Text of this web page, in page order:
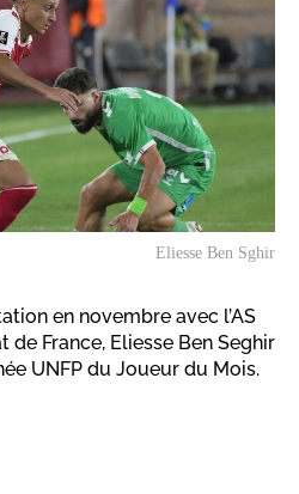
Eliesse Ben Sghir
en novembre avec l’AS
de France, Eliesse Ben Seghir
UNFP du Joueur du Mois.